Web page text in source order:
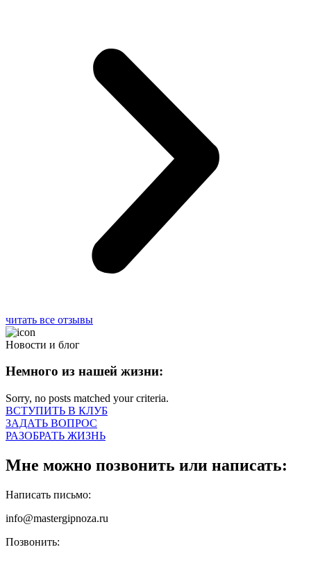
читать все отзывы
Новости и блог
Немного из нашей жизни:
Sorry, no posts matched your criteria.
ВСТУПИТЬ В КЛУБ
ЗАДАТЬ ВОПРОС
РАЗОБРАТЬ ЖИЗНЬ
Мне можно позвонить или написать:
Написать письмо:
info@mastergipnoza.ru
Позвонить: